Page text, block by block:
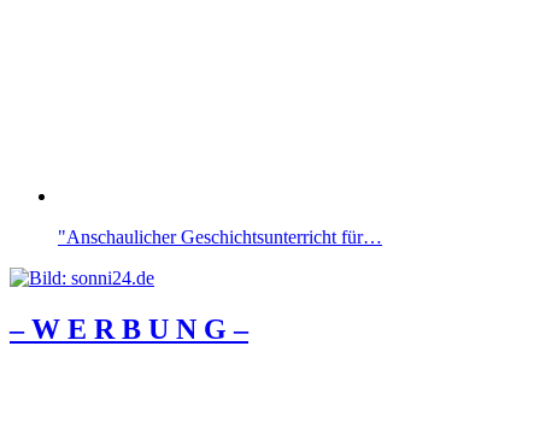
"Anschaulicher Geschichtsunterricht für…
– W Ε R Β U Ν G –